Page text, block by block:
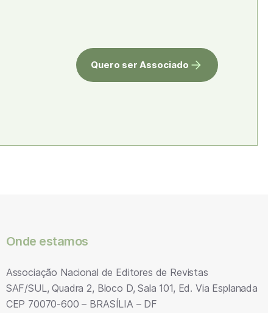
Quero ser Associado
Onde estamos
Associação Nacional de Editores de Revistas
SAF/SUL, Quadra 2, Bloco D, Sala 101, Ed. Via Esplanada
CEP 70070-600 – BRASÍLIA – DF